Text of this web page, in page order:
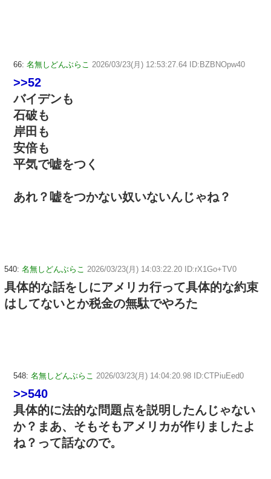
66: 名無しどんぶらこ 2026/03/23(月) 12:53:27.64 ID:BZBNOpw40
>>52
バイデンも
石破も
岸田も
安倍も
平気で嘘をつく
あれ？嘘をつかない奴いないんじゃね？
540: 名無しどんぶらこ 2026/03/23(月) 14:03:22.20 ID:rX1Go+TV0
具体的な話をしにアメリカ行って具体的な約束
はしてないとか税金の無駄でやろた
548: 名無しどんぶらこ 2026/03/23(月) 14:04:20.98 ID:CTPiuEed0
>>540
具体的に法的な問題点を説明したんじゃない
か？まあ、そもそもアメリカが作りましたよ
ね？って話なので。